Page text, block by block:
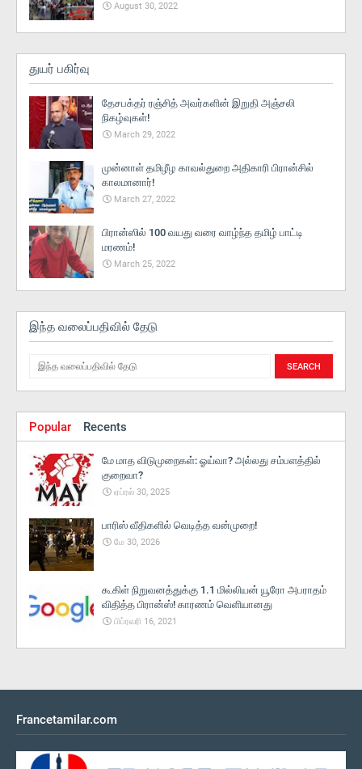
August 30, 2022
துயர் பகிர்வு
தேசபக்தர் ரஞ்சித் அவர்களின் இறுதி அஞ்சலி
நிகழ்வுகள்!
March 29, 2022
முன்னாள் தமிழீழ காவல்துறை அதிகாரி பிரான்சில்
காலமானார்!
March 27, 2022
பிரான்ஸில் 100 வயது வரை வாழ்ந்த தமிழ் பாட்டி
மரணம்!
March 25, 2022
இந்த வலைப்பதிவில் தேடு
Popular Recents
மே மாத விடுமுறைகள்: ஓய்வா? அல்லது சம்பளத்தில்
குறைவா?
ஏப்ரல் 30, 2025
பாரிஸ் வீதிகளில் வெடித்த வன்முறை!
மே 30, 2026
கூகிள் நிறுவனத்துக்கு 1.1 மில்லியன் யூரோ அபராதம்
விதித்த பிரான்ஸ்! காரணம் வெளியானது
பிப்ரவரி 16, 2021
Francetamilar.com